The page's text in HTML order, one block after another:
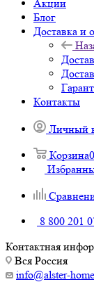
Акции
Блог
Доставка и
Контакты
Личный
Корзина0
8 800 201
Контактная
Вся Россия
info@alster-